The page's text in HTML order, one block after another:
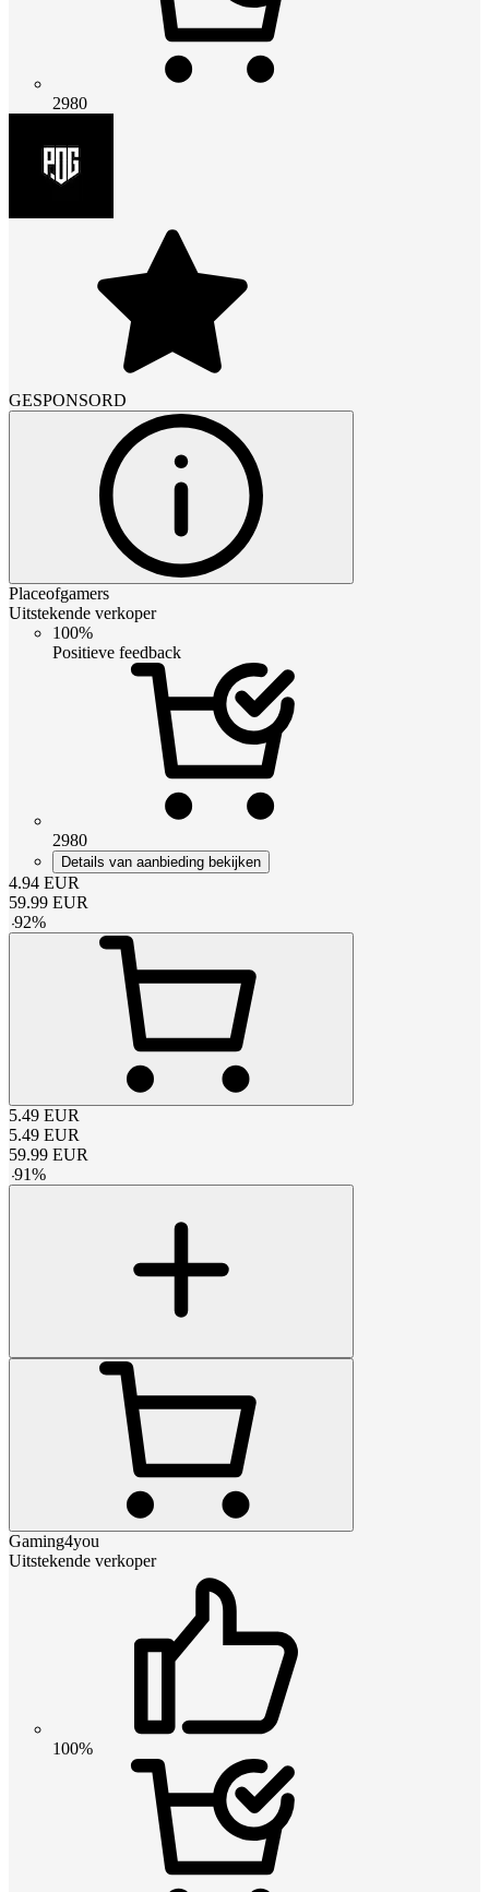
2980
GESPONSORD
Placeofgamers
Uitstekende verkoper
100%
Positieve feedback
2980
Details van aanbieding bekijken
4.94 EUR
59.99 EUR
-92%
5.49 EUR
5.49 EUR
59.99 EUR
-91%
Gaming4you
Uitstekende verkoper
100%